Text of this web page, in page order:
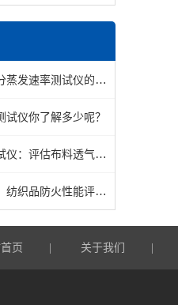
高效与准确：水分蒸发速率测试仪的应用与影响
试仪你了解多少呢？
纺织品透气性测试仪：评估布料透气性能的重要工具
织物阻燃测试仪：纺织品防火性能评估的关键仪器
页 关于我们